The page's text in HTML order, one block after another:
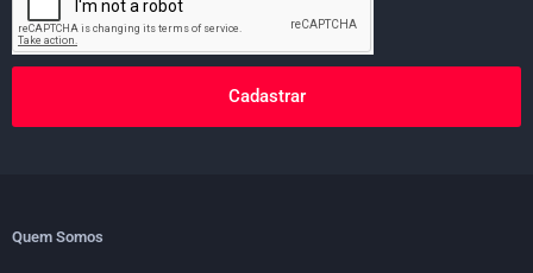
Cadastrar
Quem Somos